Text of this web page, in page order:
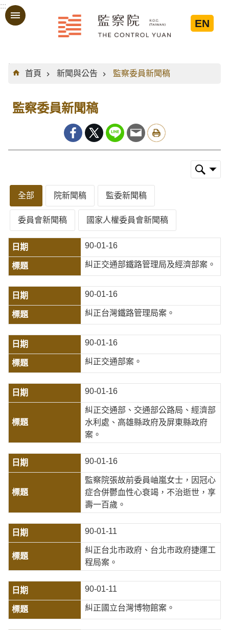
跳到主要內容區塊
:::
EN
:::
首頁
新聞與公告 監察委員新聞稿
監察委員新聞稿
全部 院新聞稿 監委新聞稿
委員會新聞稿 國家人權委員會新聞稿
90-01-16
糾正交通部鐵路管理局及經濟部案。
90-01-16
糾正台灣鐵路管理局案。
90-01-16
糾正交通部案。
90-01-16
糾正交通部、交通部公路局、經濟部
水利處、高雄縣政府及屏東縣政府
案。
90-01-16
監察院張故前委員岫嵐女士，因冠心
症合併鬱血性心衰竭，不治逝世，享
壽一百歲。
90-01-11
糾正台北市政府、台北市政府捷運工
程局案。
90-01-11
糾正國立台灣博物館案。